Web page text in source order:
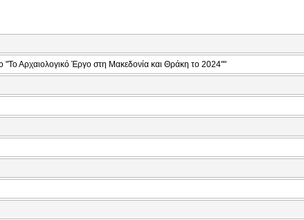
"Το Αρχαιολογικό Έργο στη Μακεδονία και Θράκη το 2024""